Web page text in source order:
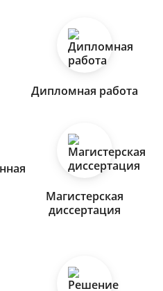
Дипломная работа
Магистерская
диссертация